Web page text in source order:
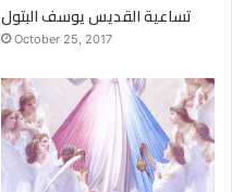
تساعية القديس يوسف البتول
October 25, 2017